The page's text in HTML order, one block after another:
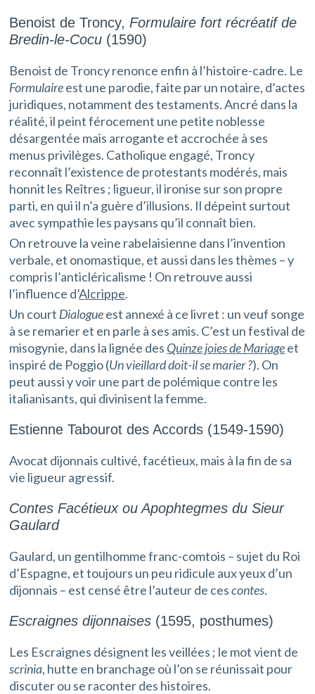
Benoist de Troncy, Formulaire fort récréatif de
Bredin-le-Cocu (1590)
Benoist de Troncy renonce enfin à l’histoire-cadre. Le
Formulaireest une parodie, faite par un notaire, d’actes
juridiques, notamment des testaments. Ancré dans la
réalité, il peint férocement une petite noblesse
désargentée mais arrogante et accrochée à ses
menus privilèges. Catholique engagé, Troncy
reconnaît l’existence de protestants modérés, mais
honnit les Reîtres ; ligueur, il ironise sur son propre
parti, en qui il n’a guère d’illusions. Il dépeint surtout
avec sympathie les paysans qu’il connaît bien.
On retrouve la veine rabelaisienne dans l’invention
verbale, et onomastique, et aussi dans les thèmes – y
compris l’anticléricalisme ! On retrouve aussi
l’influence d’Alcrippe.
Un court Dialogueest annexé à ce livret : un veuf songe
à se remarier et en parle à ses amis. C’est un festival de
misogynie, dans la lignée des Quinze joies de Mariageet
inspiré de Poggio (Un vieillard doit-il se marier ?). On
peut aussi y voir une part de polémique contre les
italianisants, qui divinisent la femme.
Estienne Tabourot des Accords (1549-1590)
Avocat dijonnais cultivé, facétieux, mais à la fin de sa
vie ligueur agressif.
Contes Facétieux ou Apophtegmes du Sieur
Gaulard
Gaulard, un gentilhomme franc-comtois – sujet du Roi
d’Espagne, et toujours un peu ridicule aux yeux d’un
dijonnais – est censé être l’auteur de cescontes.
Escraignes dijonnaises (1595, posthumes)
Les Escraignes désignent les veillées ; le mot vient de
scrinia, hutte en branchage où l’on se réunissait pour
discuter ou se raconter des histoires.